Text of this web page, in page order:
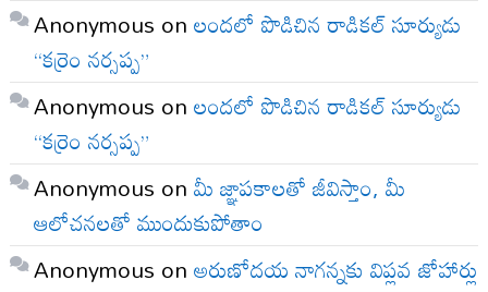
Anonymous onలందలో పొడిచిన రాడికల్ సూర్యుడు
“కర్రెం నర్సప్ప”
Anonymous onలందలో పొడిచిన రాడికల్ సూర్యుడు
“కర్రెం నర్సప్ప”
Anonymous onమీ జ్ఞాపకాలతో జీవిస్తాం, మీ
ఆలోచనలతో ముందుకుపోతాం
Anonymous onఅరుణోదయ నాగన్నకు విప్లవ జోహార్లు